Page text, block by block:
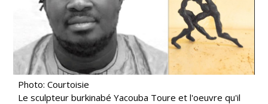
Photo: Courtoisie
Le sculpteur burkinabé Yacouba Toure et l'oeuvre qu'il